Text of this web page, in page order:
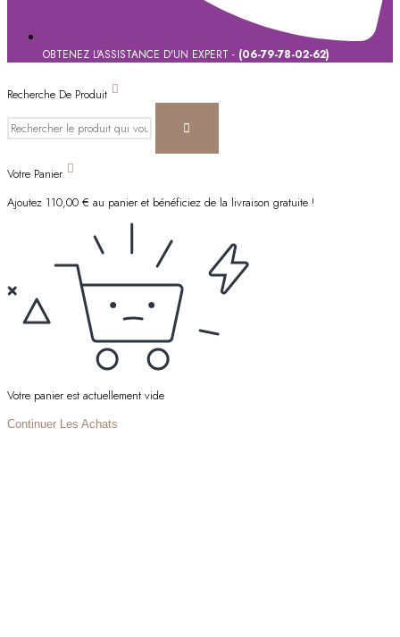
OBTENEZ L'ASSISTANCE D'UN EXPERT - (06-79-78-02-62)
Recherche De Produit
Votre Panier
Ajoutez 110,00 € au panier et bénéficiez de la livraison gratuite !
Votre panier est actuellement vide
Continuer Les Achats